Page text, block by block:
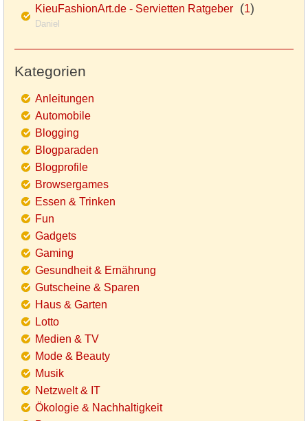
KieuFashionArt.de - Servietten Ratgeber (1)
Daniel
Kategorien
Anleitungen
Automobile
Blogging
Blogparaden
Blogprofile
Browsergames
Essen & Trinken
Fun
Gadgets
Gaming
Gesundheit & Ernährung
Gutscheine & Sparen
Haus & Garten
Lotto
Medien & TV
Mode & Beauty
Musik
Netzwelt & IT
Ökologie & Nachhaltigkeit